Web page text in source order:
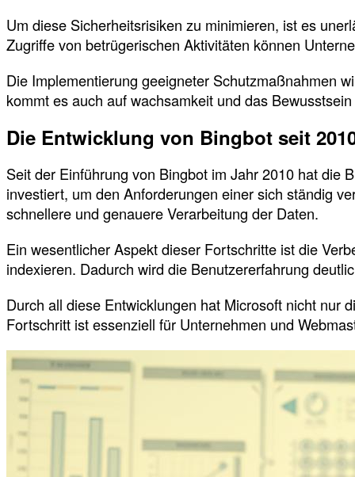
Um diese Sicherheitsrisiken zu minimieren, ist es
Zugriffe von betrügerischen Aktivitäten können
Die Implementierung geeigneter Schutzmaßnahmen
kommt es auch auf wachsamkeit und das
Die Entwicklung von Bingbot seit
Seit der Einführung von Bingbot im Jahr 2010 hat die
investiert, um den Anforderungen einer sich ständig
schnellere und genauere Verarbeitung der Daten.
Ein wesentlicher Aspekt dieser Fortschritte ist die
indexieren. Dadurch wird die Benutzererfahrung
Durch all diese Entwicklungen hat Microsoft nicht nur
Fortschritt ist essenziell für Unternehmen und